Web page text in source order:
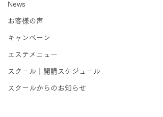
News
お客様の声
キャンペーン
エステメニュー
スクール｜開講スケジュール
スクールからのお知らせ